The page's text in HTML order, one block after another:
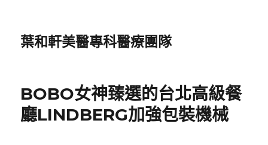
葉和軒美醫專科醫療團隊
BOBO女神臻選的台北高級餐
廳LINDBERG加強包裝機械